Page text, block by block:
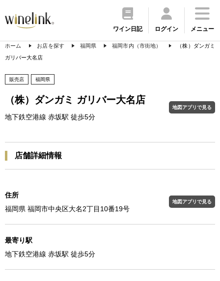
ワイン日記 ログイン メニュー
ホーム お店を探す 福岡県 福岡市内（市街地）
（株）ダンガミ
ガリバー大名店
販売店 福岡県
（株）ダンガミ ガリバー大名店
地下鉄空港線 赤坂駅 徒歩5分
地図アプリで見る
店舗詳細情報
住所
福岡県 福岡市中央区大名2丁目10番19号
地図アプリで見る
最寄り駅
地下鉄空港線 赤坂駅 徒歩5分